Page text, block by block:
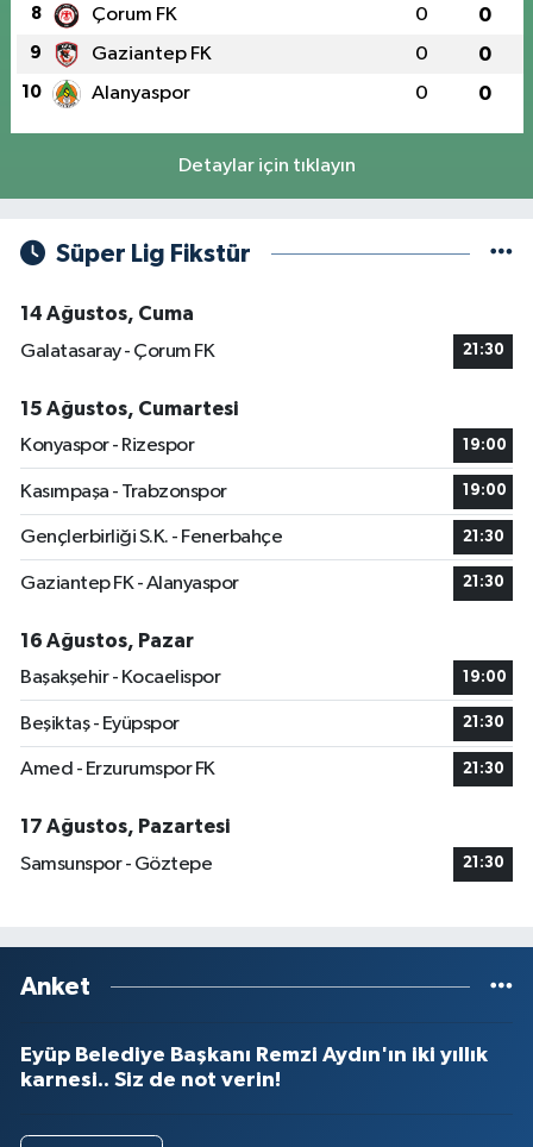
8 Çorum FK 0 0
9 Gaziantep FK 0 0
10 Alanyaspor 0 0
Detaylar için tıklayın
Süper Lig Fikstür
14 Ağustos, Cuma
Galatasaray - Çorum FK
21:30
15 Ağustos, Cumartesi
Konyaspor - Rizespor
19:00
Kasımpaşa - Trabzonspor 19:00
Gençlerbirliği S.K. - Fenerbahçe 21:30
Gaziantep FK - Alanyaspor 21:30
16 Ağustos, Pazar
Başakşehir - Kocaelispor
19:00
Beşiktaş - Eyüpspor 21:30
Amed - Erzurumspor FK 21:30
17 Ağustos, Pazartesi
Samsunspor - Göztepe
21:30
Anket
Eyüp Belediye Başkanı Remzi Aydın'ın iki yıllık
karnesi.. Siz de not verin!